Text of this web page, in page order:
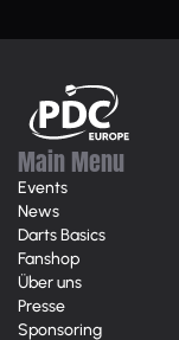
Main Menu
Events
News
Darts Basics
Fanshop
Über uns
Presse
Sponsoring